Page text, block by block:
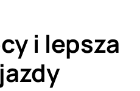
i lepsza